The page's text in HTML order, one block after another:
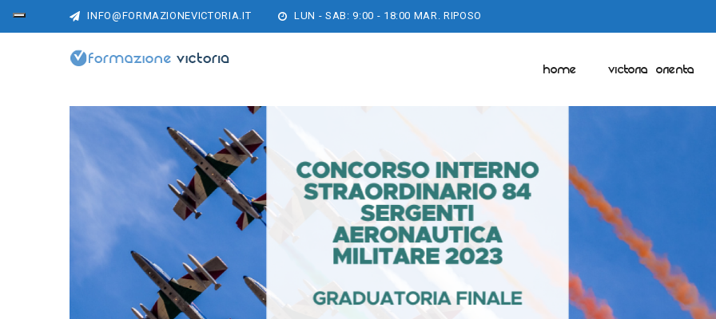
INFO@FORMAZIONEVICTORIA.IT LUN - SAB: 9:00 - 18:00 MAR. RIPOSO
HOME VICTORIA ORIENTA